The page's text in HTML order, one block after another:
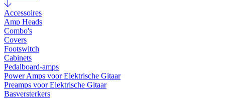
Accessoires
Amp Heads
Combo's
Covers
Footswitch
Cabinets
Pedalboard-amps
Power Amps voor Elektrische Gitaar
Preamps voor Elektrische Gitaar
Basversterkers